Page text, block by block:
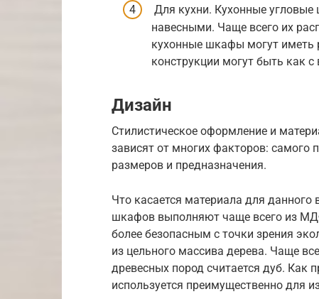
Для кухни. Кухонные
навесными. Чаще всего их
кухонные шкафы могут
конструкции могут быть как с
Дизайн
Стилистическое оформление и
зависят от многих факторов:
размеров и предназначения.
Что касается материала для
шкафов выполняют чаще всего из
более безопасным с точки зрения
из цельного массива дерева. Чаще
древесных пород считается дуб. Как
используется преимущественно для